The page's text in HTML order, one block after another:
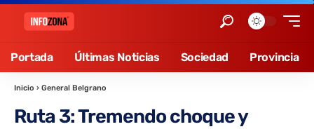
Portada Últimas Noticias Sociedad Provincia
Inicio › General Belgrano
Ruta 3: Tremendo choque y